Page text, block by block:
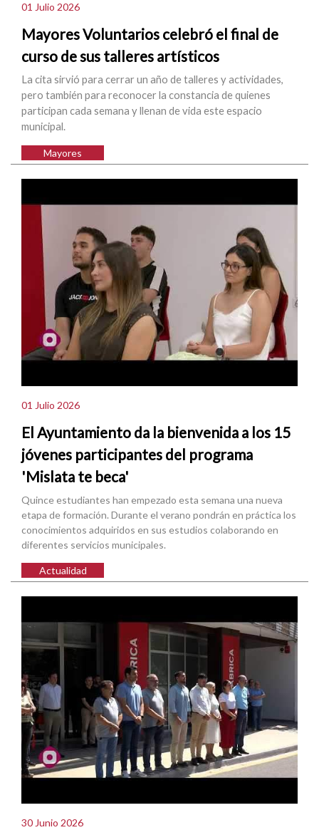
01 Julio 2026
Mayores Voluntarios celebró el final de
curso de sus talleres artísticos
La cita sirvió para cerrar un año de talleres y actividades,
pero también para reconocer la constancia de quienes
participan cada semana y llenan de vida este espacio
municipal.
Mayores
01 Julio 2026
El Ayuntamiento da la bienvenida a los 15
jóvenes participantes del programa
'Mislata te beca'
Quince estudiantes han empezado esta semana una nueva
etapa de formación. Durante el verano pondrán en práctica los
conocimientos adquiridos en sus estudios colaborando en
diferentes servicios municipales.
Actualidad
30 Junio 2026